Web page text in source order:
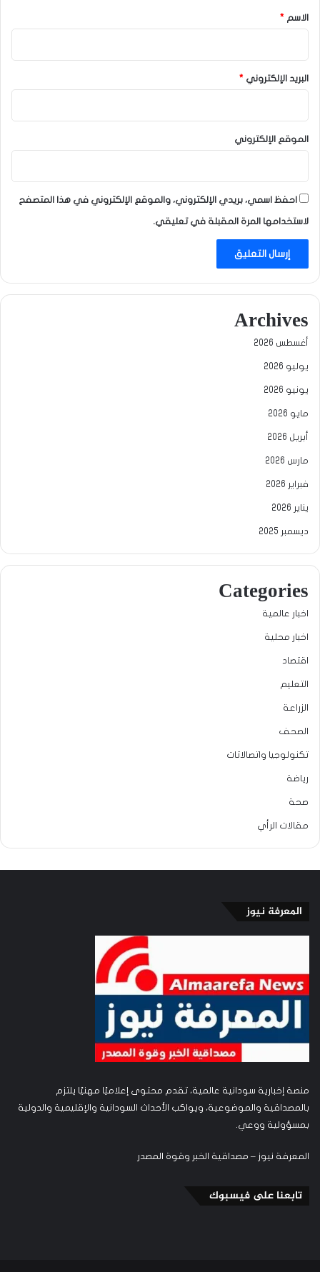
*
الاسم *
البريد الإلكتروني *
الموقع الإلكتروني
احفظ اسمي، بريدي الإلكتروني، والموقع الإلكتروني في هذا المتصفح
لاستخدامها المرة المقبلة في تعليقي.
Archives
أغسطس 2026
يوليو 2026
يونيو 2026
مايو 2026
أبريل 2026
مارس 2026
فبراير 2026
يناير 2026
ديسمبر 2025
Categories
اخبار عالمية
اخبار محلية
اقتصاد
التعليم
الزراعة
الصحف
تكنولوجيا واتصالاتات
رياضة
صحة
مقالات الرأي
المعرفة نيوز
منصة إخبارية سودانية عالمية، تقدم محتوى إعلاميًا مهنيًا يلتزم
بالمصداقية والموضوعية، ويواكب الأحداث السودانية والإقليمية والدولية
بمسؤولية ووعي.
المعرفة نيوز – مصداقية الخبر وقوة المصدر
تابعنا على فيسبوك